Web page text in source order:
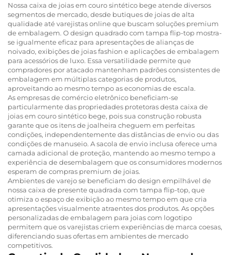
Nossa caixa de joias em couro sintético bege atende diversos
segmentos de mercado, desde butiques de joias de alta
qualidade até varejistas online que buscam soluções premium
de embalagem. O design quadrado com tampa flip-top mostra-
se igualmente eficaz para apresentações de alianças de
noivado, exibições de joias fashion e aplicações de embalagem
para acessórios de luxo. Essa versatilidade permite que
compradores por atacado mantenham padrões consistentes de
embalagem em múltiplas categorias de produtos,
aproveitando ao mesmo tempo as economias de escala.
As empresas de comércio eletrônico beneficiam-se
particularmente das propriedades protetoras desta caixa de
joias em couro sintético bege, pois sua construção robusta
garante que os itens de joalheira cheguem em perfeitas
condições, independentemente das distâncias de envio ou das
condições de manuseio. A sacola de envio inclusa oferece uma
camada adicional de proteção, mantendo ao mesmo tempo a
experiência de desembalagem que os consumidores modernos
esperam de compras premium de joias.
Ambientes de varejo se beneficiam do design empilhável de
nossa caixa de presente quadrada com tampa flip-top, que
otimiza o espaço de exibição ao mesmo tempo em que cria
apresentações visualmente atraentes dos produtos. As opções
personalizadas de embalagem para joias com logotipo
permitem que os varejistas criem experiências de marca coesas,
diferenciando suas ofertas em ambientes de mercado
competitivos.